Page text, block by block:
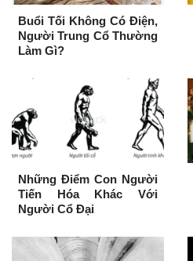
Buổi Tối Không Có Điện,
Người Trung Cổ Thường
Làm Gì?
Những Điểm Con Người
Tiến Hóa Khác Với
Người Cổ Đại